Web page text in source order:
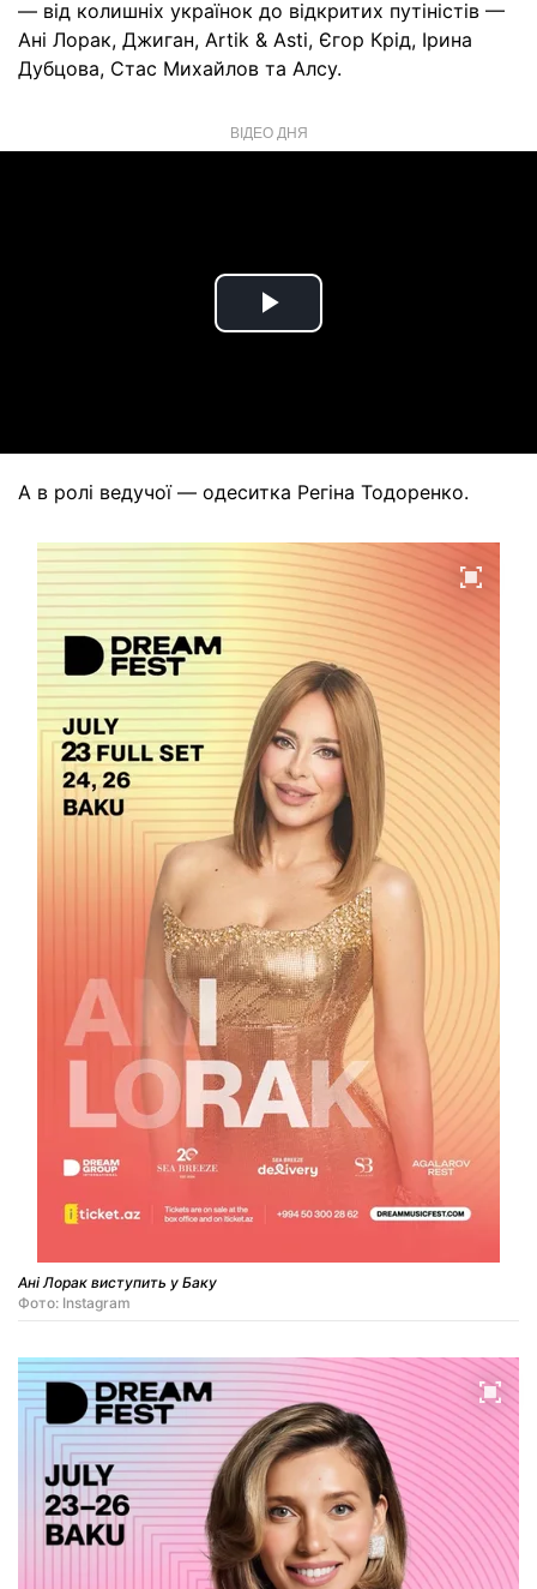
— від колишніх українок до відкритих путіністів —
Ані Лорак, Джиган, Artik & Asti, Єгор Крід, Ірина
Дубцова, Стас Михайлов та Алсу.
ВІДЕО ДНЯ
Play
А в ролі ведучої — одеситка Регіна Тодоренко.
Ані Лорак виступить у Баку
Фото: Instagram